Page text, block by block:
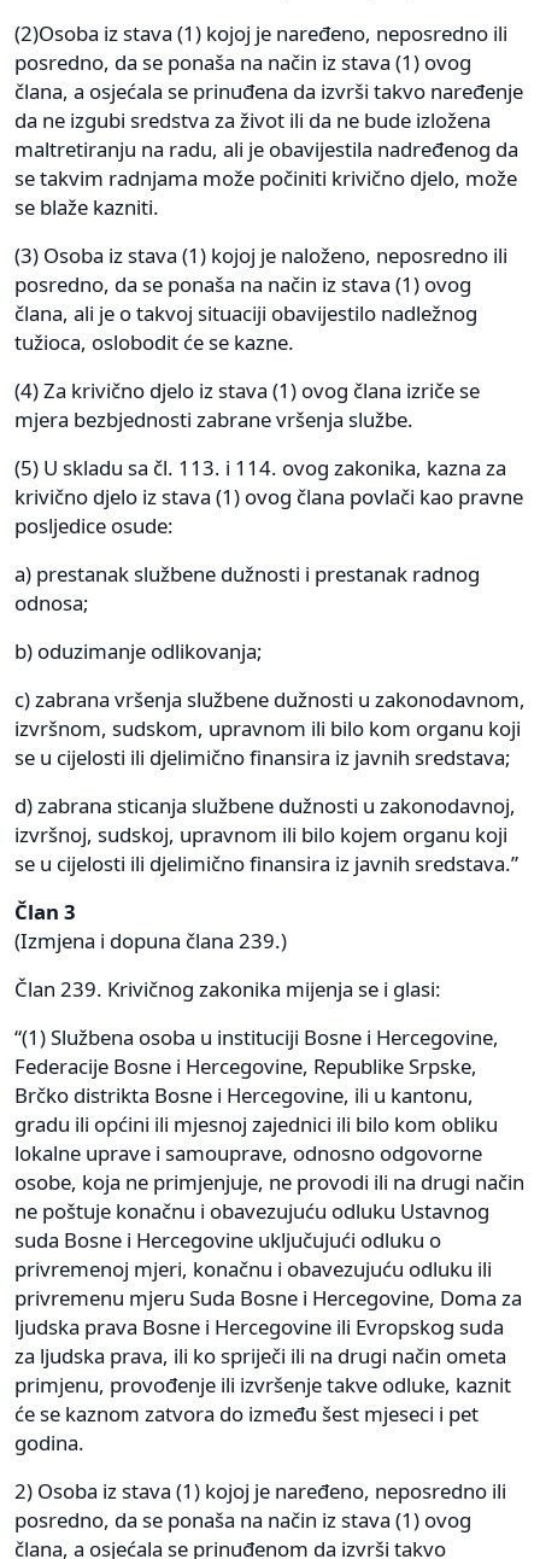
(2)Osoba iz stava (1) kojoj je naređeno, neposredno ili
posredno, da se ponaša na način iz stava (1) ovog
člana, a osjećala se prinuđena da izvrši takvo naređenje
da ne izgubi sredstva za život ili da ne bude izložena
maltretiranju na radu, ali je obavijestila nadređenog da
se takvim radnjama može počiniti krivično djelo, može
se blaže kazniti.
(3) Osoba iz stava (1) kojoj je naloženo, neposredno ili
posredno, da se ponaša na način iz stava (1) ovog
člana, ali je o takvoj situaciji obavijestilo nadležnog
tužioca, oslobodit će se kazne.
(4) Za krivično djelo iz stava (1) ovog člana izriče se
mjera bezbjednosti zabrane vršenja službe.
(5) U skladu sa čl. 113. i 114. ovog zakonika, kazna za
krivično djelo iz stava (1) ovog člana povlači kao pravne
posljedice osude:
a) prestanak službene dužnosti i prestanak radnog
odnosa;
b) oduzimanje odlikovanja;
c) zabrana vršenja službene dužnosti u zakonodavnom,
izvršnom, sudskom, upravnom ili bilo kom organu koji
se u cijelosti ili djelimično finansira iz javnih sredstava;
d) zabrana sticanja službene dužnosti u zakonodavnoj,
izvršnoj, sudskoj, upravnom ili bilo kojem organu koji
se u cijelosti ili djelimično finansira iz javnih sredstava.”
Član 3
(Izmjena i dopuna člana 239.)
Član 239. Krivičnog zakonika mijenja se i glasi:
“(1) Službena osoba u instituciji Bosne i Hercegovine,
Federacije Bosne i Hercegovine, Republike Srpske,
Brčko distrikta Bosne i Hercegovine, ili u kantonu,
gradu ili općini ili mjesnoj zajednici ili bilo kom obliku
lokalne uprave i samouprave, odnosno odgovorne
osobe, koja ne primjenjuje, ne provodi ili na drugi način
ne poštuje konačnu i obavezujuću odluku Ustavnog
suda Bosne i Hercegovine uključujući odluku o
privremenoj mjeri, konačnu i obavezujuću odluku ili
privremenu mjeru Suda Bosne i Hercegovine, Doma za
ljudska prava Bosne i Hercegovine ili Evropskog suda
za ljudska prava, ili ko spriječi ili na drugi način ometa
primjenu, provođenje ili izvršenje takve odluke, kaznit
će se kaznom zatvora do između šest mjeseci i pet
godina.
2) Osoba iz stava (1) kojoj je naređeno, neposredno ili
posredno, da se ponaša na način iz stava (1) ovog
člana, a osjećala se prinuđenom da izvrši takvo